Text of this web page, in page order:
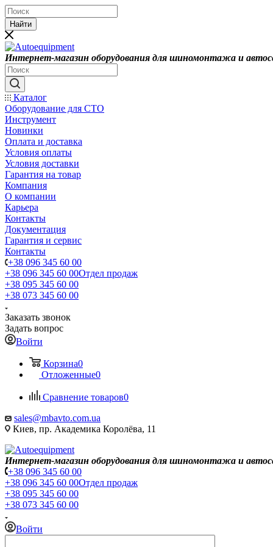
Найти
Интернет-магазин оборудования для шиномонтажа и
Каталог
Оборудование для СТО
Инструмент
Новинки
Оплата и доставка
Условия оплаты
Условия доставки
Гарантия на товар
Компания
О компании
Карьера
Контакты
Документация
Гарантия и сервис
Контакты
+38 096 345 60 00
+38 096 345 60 00Отдел продаж
+38 095 345 60 00
+38 073 345 60 00
Заказать звонок
Задать вопрос
Войти
Корзина0
Отложенные0
Сравнение товаров0
sales@mbavto.com.ua
Киев, пр. Академика Королёва, 11
Интернет-магазин оборудования для шиномонтажа и
+38 096 345 60 00
+38 096 345 60 00Отдел продаж
+38 095 345 60 00
+38 073 345 60 00
Войти